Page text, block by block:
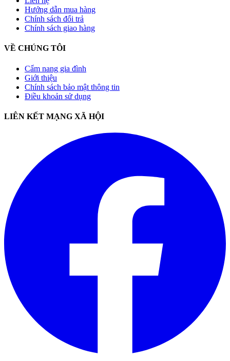
Hướng dẫn mua hàng
Chính sách đổi trả
Chính sách giao hàng
VỀ CHÚNG TÔI
Cẩm nang gia đình
Giới thiệu
Chính sách bảo mật thông tin
Điều khoản sử dụng
LIÊN KẾT MẠNG XÃ HỘI